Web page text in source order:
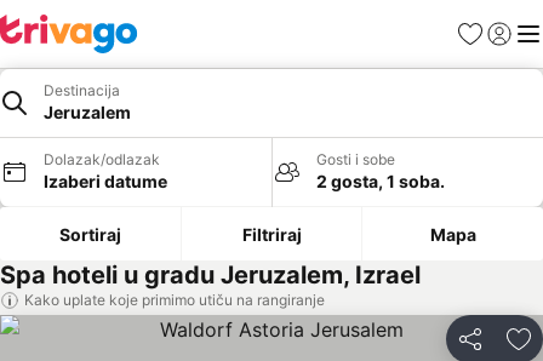
FavoritiPrijavi
Destinacija
Jeruzalem
Dolazak/odlazak
Izaberi datume
Gosti i sobe
2 gosta, 1 soba.
Sortiraj Filtriraj Mapa
Spa hoteli u gradu Jeruzalem, Izrael
Kako uplate koje primimo utiču na rangiranje
Deli